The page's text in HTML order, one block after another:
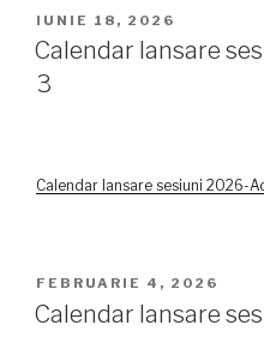
POSTED
ON
IUNIE 18, 2026
Calendar lansare
3
Calendar lansare sesiuni 2026-
POSTED
ON
FEBRUARIE 4, 2026
Calendar lansare